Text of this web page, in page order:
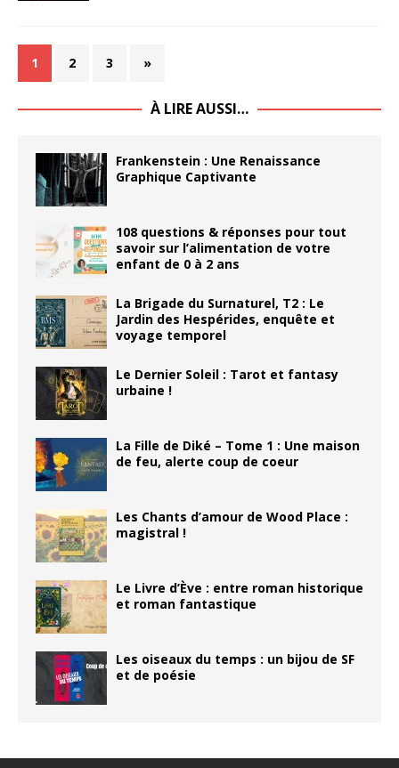
1 2 3 »
À LIRE AUSSI…
Frankenstein : Une Renaissance
Graphique Captivante
108 questions & réponses pour tout
savoir sur l’alimentation de votre
enfant de 0 à 2 ans
La Brigade du Surnaturel, T2 : Le
Jardin des Hespérides, enquête et
voyage temporel
Le Dernier Soleil : Tarot et fantasy
urbaine !
La Fille de Diké – Tome 1 : Une maison
de feu, alerte coup de coeur
Les Chants d’amour de Wood Place :
magistral !
Le Livre d’Ève : entre roman historique
et roman fantastique
Les oiseaux du temps : un bijou de SF
et de poésie